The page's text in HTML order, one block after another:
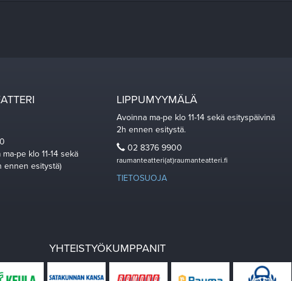
pe klo 11-14 sekä
ennen esitystä)
LIPPUMYYMÄLÄ
Avoinna ma-pe klo 11-14 sekä esityspäivinä
2h ennen esitystä.
02 8376 9900
raumanteatteri(at)raumanteatteri.fi
TIETOSUOJA
YHTEISTYÖKUMPPANIT